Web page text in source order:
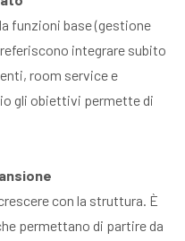
funzioni base (gestione
integrare subito
room service e
gli obiettivi permette di
con la struttura. È
permettano di partire da